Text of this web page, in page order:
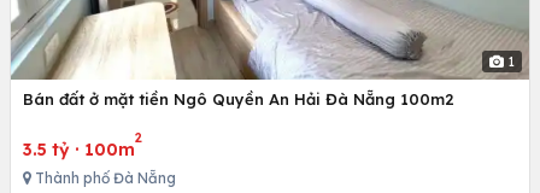
1
Bán đất ở mặt tiền Ngô Quyền An Hải Đà Nẵng 100m2
3.5 tỷ · 100m
2
Thành phố Đà Nẵng